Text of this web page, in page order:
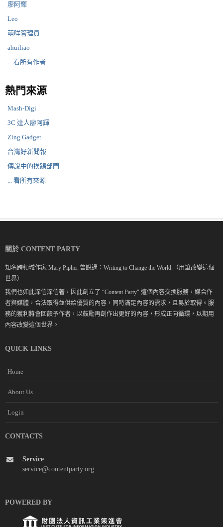
廖阿輝
Leo
萌咩管理員
ahuiliao
... 看所有作者
熱門來源
Mash-Digi
3C 達人廖阿輝
Zing Gadget
台灣好新聞報
傳說中的挨踢部門
... 看所有來源
關於 CONTENT PARTY
知名跨領域作家 Mary Pipher 曾說過：Writing to Change the World.（用筆改變這個
世界）
我們也如此深信深信著，因此創立了 “Content Party" 這個內容交換服務，媒合作
者與媒體，合法取得並供給優質的內容，同時滿足內容的需求，且易於取得。服
務的獲利將會回饋予作者，以鼓勵再創作出更好的內容，形成正向循環，以期用
內容改變這個世界。
QUICK LINKS
Home
About Us
Login
CONTACTS
Service
service@contentparty.org
POWERED BY